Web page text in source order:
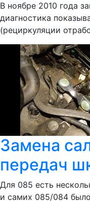
В ноябре 2010 года
диагностика
(рециркуляции
Замена
передач
Для 085 есть
и самих 085/084